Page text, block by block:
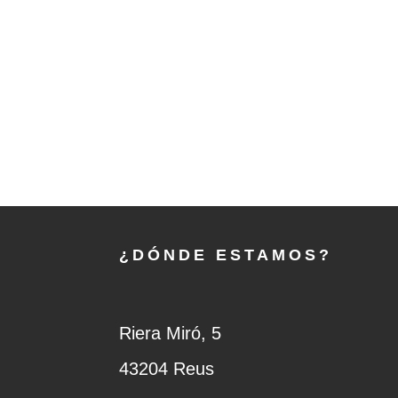
¿DÓNDE ESTAMOS?
Riera Miró, 5
43204 Reus